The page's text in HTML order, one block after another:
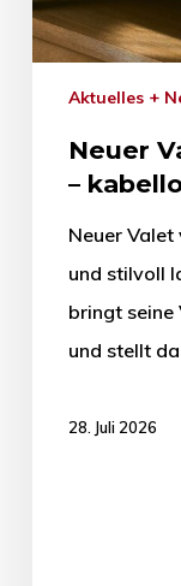
Aktuelles +
Neuer
–
Neuer
und stilvoll
bringt seine
und stellt
28. Juli 2026